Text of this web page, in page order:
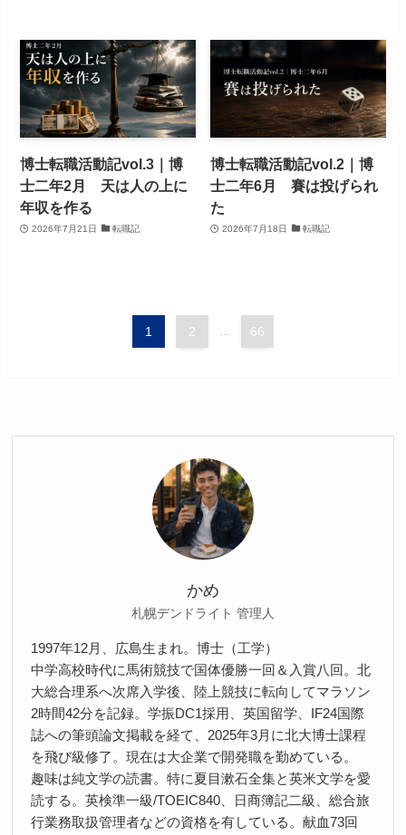
博士転職活動記vol.3｜博
士二年2月 天は人の上に
年収を作る
2026年7月21日 転職記
博士転職活動記vol.2｜博
士二年6月 賽は投げられ
た
2026年7月18日 転職記
1 2 ... 66
かめ
札幌デンドライト 管理人
1997年12月、広島生まれ。博士（工学）
中学高校時代に馬術競技で国体優勝一回＆入賞八回。北
大総合理系へ次席入学後、陸上競技に転向してマラソン
2時間42分を記録。学振DC1採用、英国留学、IF24国際
誌への筆頭論文掲載を経て、2025年3月に北大博士課程
を飛び級修了。現在は大企業で開発職を勤めている。
趣味は純文学の読書。特に夏目漱石全集と英米文学を愛
読する。英検準一級/TOEIC840、日商簿記二級、総合旅
行業務取扱管理者などの資格を有している。献血73回